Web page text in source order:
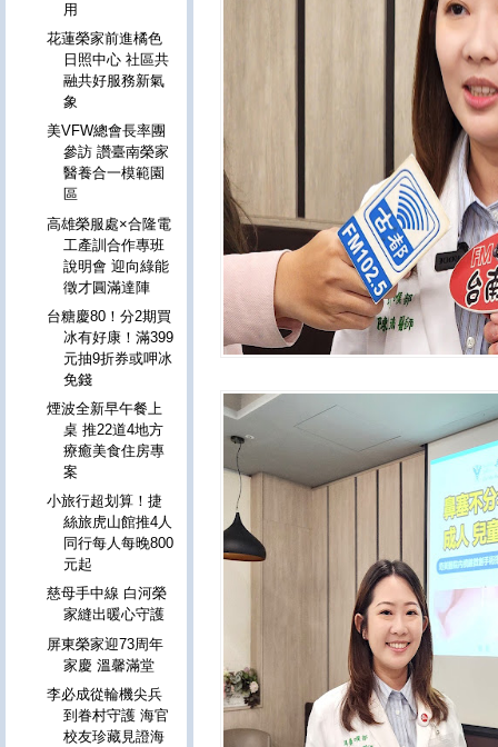
用
花蓮榮家前進橘色
日照中心 社區共
融共好服務新氣
象
美VFW總會長率團
參訪 讚臺南榮家
醫養合一模範園
區
高雄榮服處×合隆電
工產訓合作專班
說明會 迎向綠能
徵才圓滿達陣
台糖慶80！分2期買
冰有好康！滿399
元抽9折券或呷冰
免錢
煙波全新早午餐上
桌 推22道4地方
療癒美食住房專
案
小旅行超划算！捷
絲旅虎山館推4人
同行每人每晚800
元起
慈母手中線 白河榮
家縫出暖心守護
屏東榮家迎73周年
家慶 溫馨滿堂
李必成從輪機尖兵
到眷村守護 海官
校友珍藏見證海